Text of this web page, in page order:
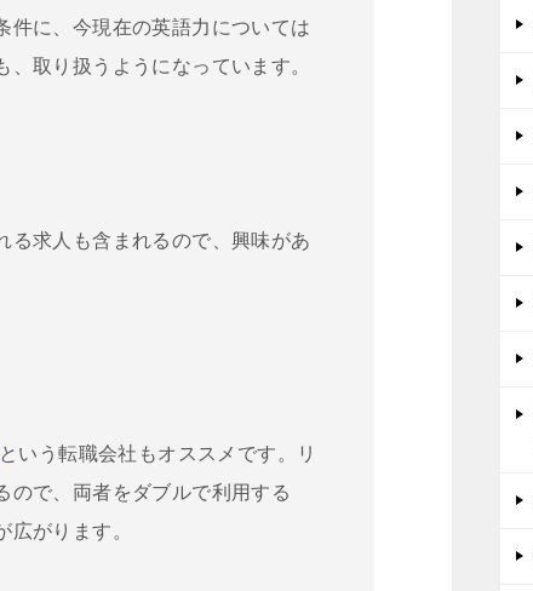
件に、今現在の英語力については
取り扱うようになっています。
る求人も含まれるので、興味があ
という転職会社もオススメです。リ
ので、両者をダブルで利用する
がります。